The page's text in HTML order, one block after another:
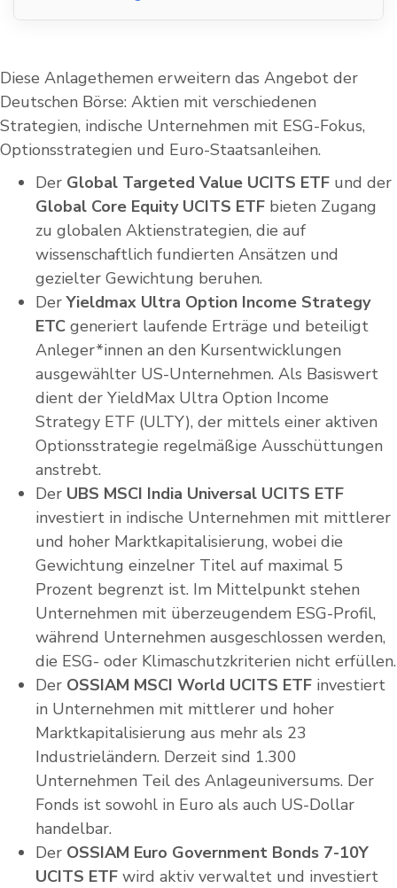
Diese Anlagethemen erweitern das Angebot der
Deutschen Börse: Aktien mit verschiedenen
Strategien, indische Unternehmen mit ESG-Fokus,
Optionsstrategien und Euro-Staatsanleihen.
Der Global Targeted Value UCITS ETF und der
Global Core Equity UCITS ETF bieten Zugang
zu globalen Aktienstrategien, die auf
wissenschaftlich fundierten Ansätzen und
gezielter Gewichtung beruhen.
DerYieldmax Ultra Option Income Strategy
ETC generiert laufende Erträge und beteiligt
Anleger*innen an den Kursentwicklungen
ausgewählter US-Unternehmen. Als Basiswert
dient der YieldMax Ultra Option Income
Strategy ETF (ULTY), der mittels einer aktiven
Optionsstrategie regelmäßige Ausschüttungen
anstrebt.
Der UBS MSCI India Universal UCITS ETF
investiert in indische Unternehmen mit mittlerer
und hoher Marktkapitalisierung, wobei die
Gewichtung einzelner Titel auf maximal 5
Prozent begrenzt ist. Im Mittelpunkt stehen
Unternehmen mit überzeugendem ESG-Profil,
während Unternehmen ausgeschlossen werden,
die ESG- oder Klimaschutzkriterien nicht erfüllen.
Der OSSIAM MSCI World UCITS ETF investiert
in Unternehmen mit mittlerer und hoher
Marktkapitalisierung aus mehr als 23
Industrieländern. Derzeit sind 1.300
Unternehmen Teil des Anlageuniversums. Der
Fonds ist sowohl in Euro als auch US-Dollar
handelbar.
Der OSSIAM Euro Government Bonds 7-10Y
UCITS ETF wird aktiv verwaltet und investiert